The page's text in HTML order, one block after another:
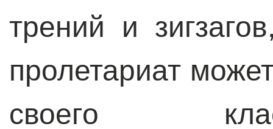
трений и
пролетариат
своего